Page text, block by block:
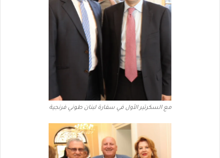
مع السكرتير الأول في سفارة لبنان طوني فرنجية